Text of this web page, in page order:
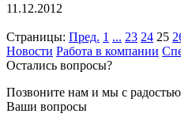
11.12.2012
Страницы: Пред. 1 ... 23 24 25
Новости Работа в компании
Остались вопросы?
Позвоните нам и мы с
Ваши вопросы